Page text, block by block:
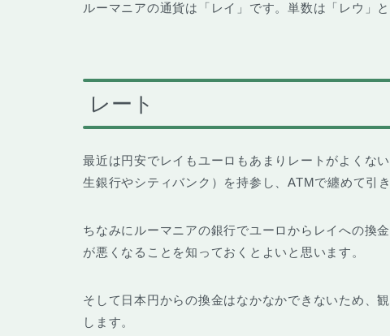
ルーマニアの通貨は「レイ」です。単数は「レウ」
レート
最近は円安でレイもユーロもあまりレートがよくない
生銀行やシティバンク）を持参し、ATMで纏めて引
ちなみにルーマニアの銀行でユーロからレイへの換
が悪くなることを知っておくとよいと思います。
そして日本円からの換金はなかなかできないため、
します。